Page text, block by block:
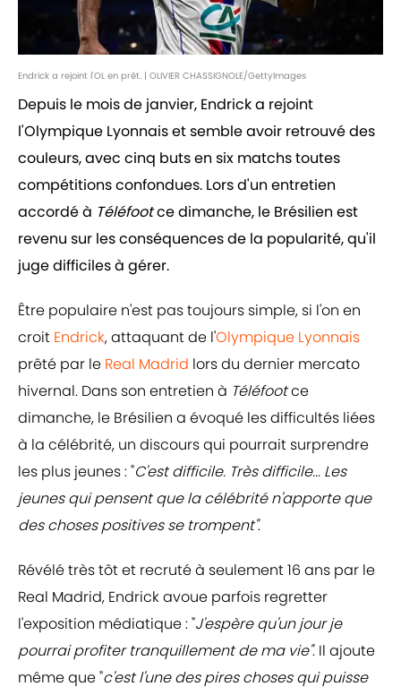
Endrick a rejoint l'OL en prêt. | OLIVIER CHASSIGNOLE/GettyImages
Depuis le mois de janvier, Endrick a rejoint
l'Olympique Lyonnais et semble avoir retrouvé des
couleurs, avec cinq buts en six matchs toutes
compétitions confondues. Lors d'un entretien
accordé à Téléfootce dimanche, le Brésilien est
revenu sur les conséquences de la popularité, qu'il
juge difficiles à gérer.
Être populaire n'est pas toujours simple, si l'on en
croit Endrick, attaquant de l'Olympique Lyonnais
prêté par le Real Madrid lors du dernier mercato
hivernal. Dans son entretien à Téléfootce
dimanche, le Brésilien a évoqué les difficultés liées
à la célébrité, un discours qui pourrait surprendre
les plus jeunes : "C'est difficile. Très difficile... Les
jeunes qui pensent que la célébrité n'apporte que
des choses positives se trompent".
Révélé très tôt et recruté à seulement 16 ans par le
Real Madrid, Endrick avoue parfois regretter
l'exposition médiatique : "J'espère qu'un jour je
pourrai profiter tranquillement de ma vie". Il ajoute
même que "c'est l'une des pires choses qui puisse